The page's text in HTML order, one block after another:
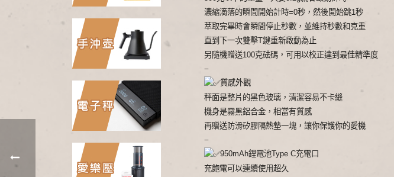
濃縮滴落的瞬間開始計時=0秒，然後開始跳1秒
萃取完畢時會瞬間停止秒數，並維持秒數和克重
直到下一次雙擊T鍵重新啟動為止
另隨機贈送100克砝碼，可用以校正達到最佳精準度
–
質感外觀
秤面是整片的黑色玻璃，清潔容易不卡縫
機身是霧黑鋁合金，相當有質感
再贈送防滑矽膠隔熱墊一塊，讓你保護你的愛機
–
950mAh鋰電池Type C充電口
充飽電可以連續使用超久